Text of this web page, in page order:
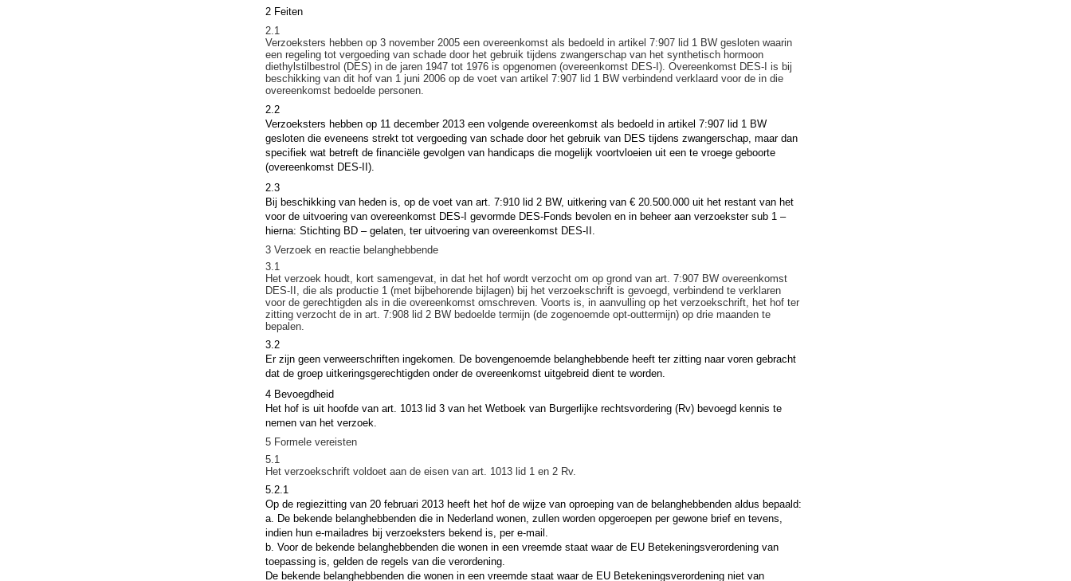
2 Feiten
2.1
Verzoeksters hebben op 3 november 2005 een overeenkomst als bedoeld in artikel 7:907 lid 1 BW gesloten waarin
een regeling tot vergoeding van schade door het gebruik tijdens zwangerschap van het synthetisch hormoon
diethylstilbestrol (DES) in de jaren 1947 tot 1976 is opgenomen (overeenkomst DES-I). Overeenkomst DES-I is bij
beschikking van dit hof van 1 juni 2006 op de voet van artikel 7:907 lid 1 BW verbindend verklaard voor de in die
overeenkomst bedoelde personen.
2.2
Verzoeksters hebben op 11 december 2013 een volgende overeenkomst als bedoeld in artikel 7:907 lid 1 BW
gesloten die eveneens strekt tot vergoeding van schade door het gebruik van DES tijdens zwangerschap, maar dan
specifiek wat betreft de financiële gevolgen van handicaps die mogelijk voortvloeien uit een te vroege geboorte
(overeenkomst DES-II).
2.3
Bij beschikking van heden is, op de voet van art. 7:910 lid 2 BW, uitkering van € 20.500.000 uit het restant van het
voor de uitvoering van overeenkomst DES-I gevormde DES-Fonds bevolen en in beheer aan verzoekster sub 1 –
hierna: Stichting BD – gelaten, ter uitvoering van overeenkomst DES-II.
3 Verzoek en reactie belanghebbende
3.1
Het verzoek houdt, kort samengevat, in dat het hof wordt verzocht om op grond van art. 7:907 BW overeenkomst
DES-II, die als productie 1 (met bijbehorende bijlagen) bij het verzoekschrift is gevoegd, verbindend te verklaren
voor de gerechtigden als in die overeenkomst omschreven. Voorts is, in aanvulling op het verzoekschrift, het hof ter
zitting verzocht de in art. 7:908 lid 2 BW bedoelde termijn (de zogenoemde opt-outtermijn) op drie maanden te
bepalen.
3.2
Er zijn geen verweerschriften ingekomen. De bovengenoemde belanghebbende heeft ter zitting naar voren gebracht
dat de groep uitkeringsgerechtigden onder de overeenkomst uitgebreid dient te worden.
4 Bevoegdheid
Het hof is uit hoofde van art. 1013 lid 3 van het Wetboek van Burgerlijke rechtsvordering (Rv) bevoegd kennis te
nemen van het verzoek.
5 Formele vereisten
5.1
Het verzoekschrift voldoet aan de eisen van art. 1013 lid 1 en 2 Rv.
5.2.1
Op de regiezitting van 20 februari 2013 heeft het hof de wijze van oproeping van de belanghebbenden aldus bepaald:
a. De bekende belanghebbenden die in Nederland wonen, zullen worden opgeroepen per gewone brief en tevens,
indien hun e-mailadres bij verzoeksters bekend is, per e-mail.
b. Voor de bekende belanghebbenden die wonen in een vreemde staat waar de EU Betekeningsverordening van
toepassing is, gelden de regels van die verordening.
De bekende belanghebbenden die wonen in een vreemde staat waar de EU Betekeningsverordening niet van